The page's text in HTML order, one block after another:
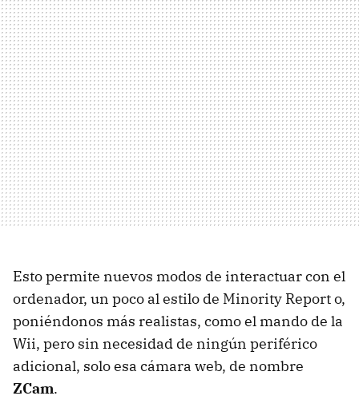
Esto permite nuevos modos de interactuar con el
ordenador, un poco al estilo de Minority Report o,
poniéndonos más realistas, como el mando de la
Wii, pero sin necesidad de ningún periférico
adicional, solo esa cámara web, de nombre
ZCam.